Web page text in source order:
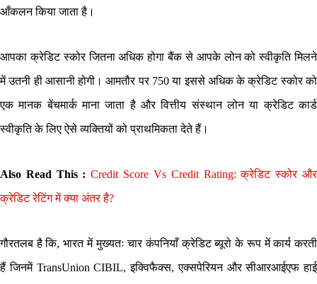
आँकलन किया जाता है।
आपका क्रेडिट स्कोर जितना अधिक होगा बैंक से आपके लोन को स्वीकृति मिलने
में उतनी ही आसानी होगी। आमतौर पर 750 या इससे अधिक के क्रेडिट स्कोर को
एक मानक बेंचमार्क माना जाता है और वित्तीय संस्थान लोन या क्रेडिट कार्ड
स्वीकृति के लिए ऐसे व्यक्तियों को प्राथमिकता देते हैं।
Also Read This : Credit Score Vs Credit Rating: क्रेडिट स्कोर और
क्रेडिट रेटिंग में क्या अंतर है?
गौरतलब है कि, भारत में मुख्यतः चार कंपनियाँ क्रेडिट ब्यूरो के रूप में कार्य करती
हैं जिनमें TransUnion CIBIL, इक्विफैक्स, एक्सपेरियन और सीआरआईएफ हाई